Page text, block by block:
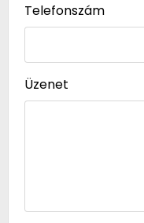
Telefonszám
Üzenet